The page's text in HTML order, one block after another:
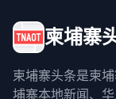
柬埔寨
柬埔寨头条是柬
埔寨本地新闻、